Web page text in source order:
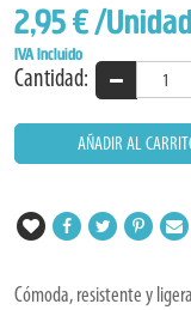
2,95 €/Unidad
IVA Incluido
Cantidad:
AÑADIR AL
Cómoda, resistente y